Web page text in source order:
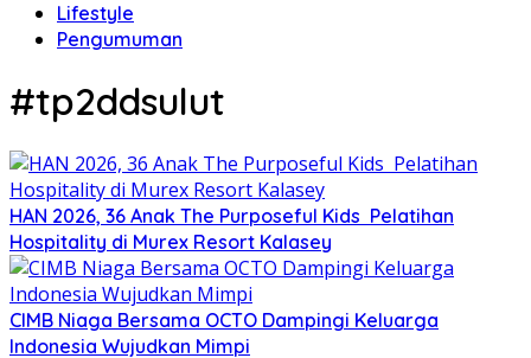
Lifestyle
Pengumuman
#tp2ddsulut
HAN 2026, 36 Anak The Purposeful Kids Pelatihan
Hospitality di Murex Resort Kalasey
CIMB Niaga Bersama OCTO Dampingi Keluarga
Indonesia Wujudkan Mimpi